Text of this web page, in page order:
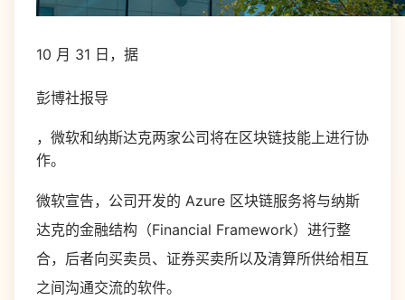
10 月 31 日，据
彭博社报导
， 微软和纳斯达克两家公司将在区块链技能上进行协
作。
微软宣告，公司开发的 Azure 区块链服务将与纳斯
达克的金融结构（Financial Framework）进行整
合，后者向买卖员、证券买卖所以及清算所供给相互
之间沟通交流的软件。